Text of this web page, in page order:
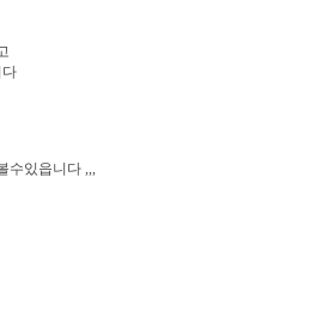
다
수있읍니다 ,,,